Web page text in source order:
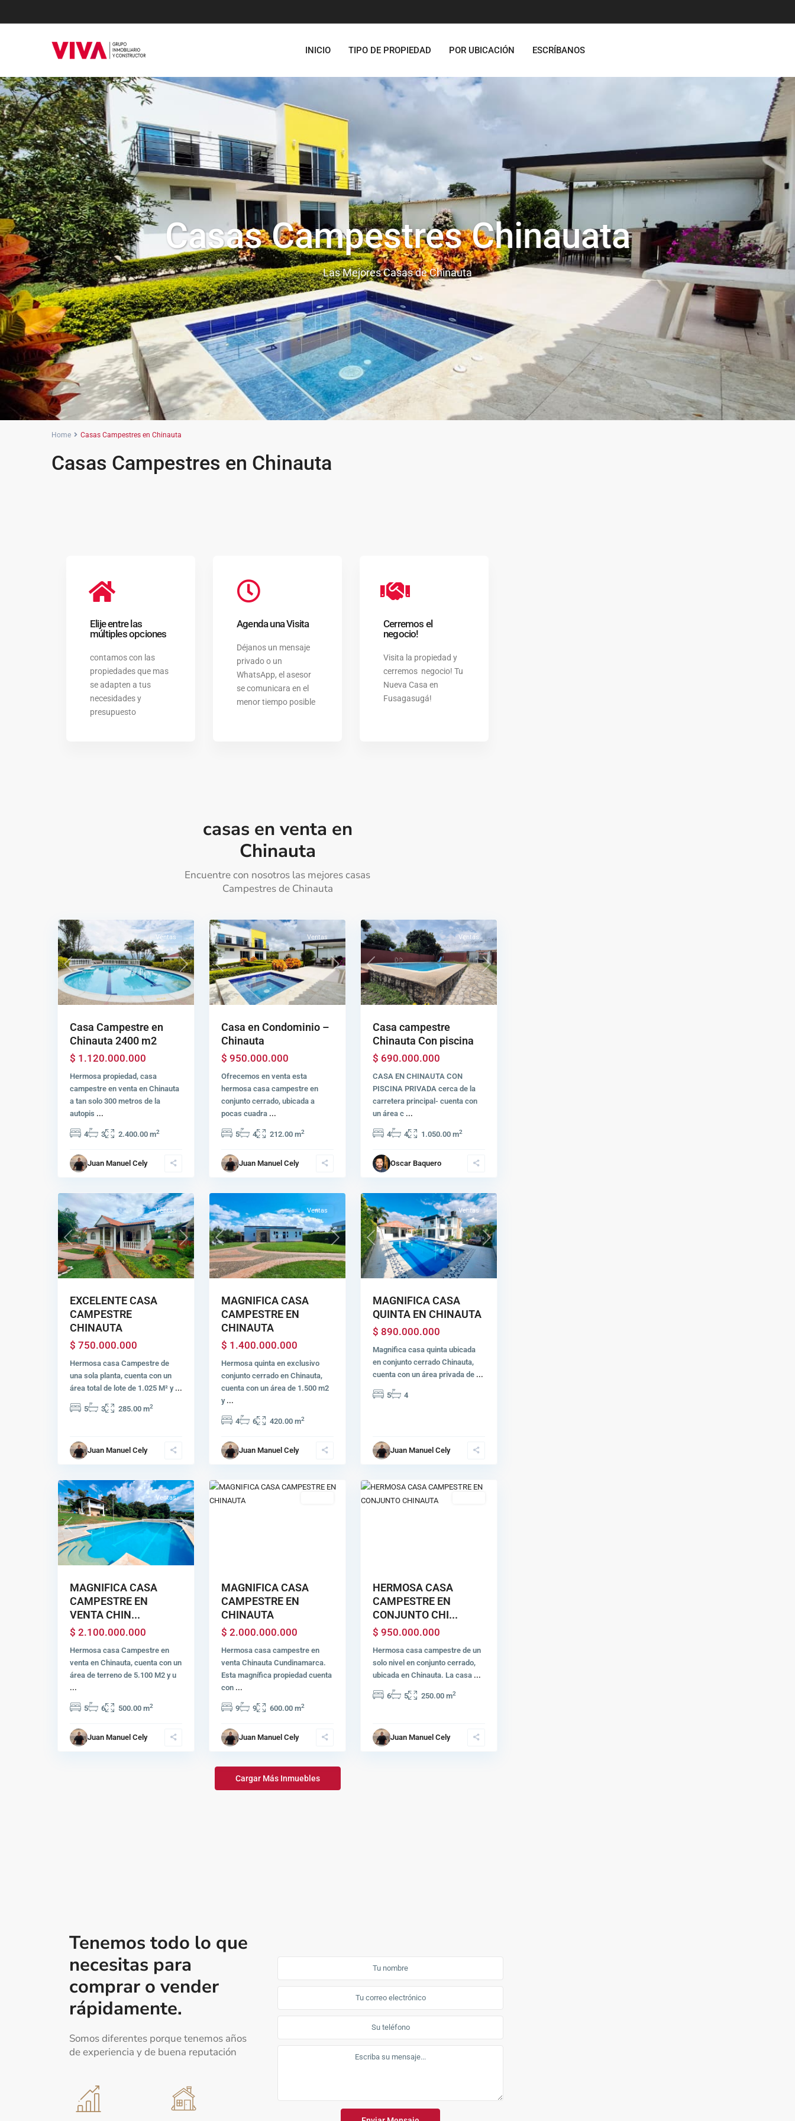
INICIO TIPO DE PROPIEDAD POR UBICACIÓN ESCRÍBANOS
Casas Campestres Chinauata
Las Mejores Casas de Chinauta
Home Casas Campestres en Chinauta
Casas Campestres en Chinauta
Elije entre las
múltiples opciones
contamos con las
propiedades que mas
se adapten a tus
necesidades y
presupuesto
Agenda una Visita
Déjanos un mensaje
privado o un
WhatsApp, el asesor
se comunicara en el
menor tiempo posible
Cerremos el
negocio!
Visita la propiedad y
cerremos negocio! Tu
Nueva Casa en
Fusagasugá!
casas en venta en
Chinauta
Encuentre con nosotros las mejores casas
Campestres de Chinauta
Previous Next
Ventas
Casa Campestre en
Chinauta 2400 m2
$ 1.120.000.000
Hermosa propiedad, casa
campestre en venta en Chinauta
a tan solo 300 metros de la
autopis ...
4 3 2.400.00 m2
Juan Manuel Cely
Chinauta,
Previous Next
Ventas
Casa en Condominio –
Chinauta
$ 950.000.000
Ofrecemos en venta esta
hermosa casa campestre en
conjunto cerrado, ubicada a
pocas cuadra ...
5 4 212.00 m2
Juan Manuel Cely
Previous Next
Ventas
Casa campestre
Chinauta Con piscina
$ 690.000.000
CASA EN CHINAUTA CON
PISCINA PRIVADA cerca de la
carretera principal- cuenta con
un área c ...
4 4 1.050.00 m2
Oscar Baquero
Previous Next
Ventas
EXCELENTE CASA
CAMPESTRE
CHINAUTA
$ 750.000.000
Hermosa casa Campestre de
una sola planta, cuenta con un
área total de lote de 1.025 M² y ...
5 3 285.00 m2
Juan Manuel Cely
Previous Next
Ventas
MAGNIFICA CASA
CAMPESTRE EN
CHINAUTA
$ 1.400.000.000
Hermosa quinta en exclusivo
conjunto cerrado en Chinauta,
cuenta con un área de 1.500 m2
y ...
4 6 420.00 m2
Juan Manuel Cely
Previous Next
Ventas
MAGNIFICA CASA
QUINTA EN CHINAUTA
$ 890.000.000
Magnifica casa quinta ubicada
en conjunto cerrado Chinauta,
cuenta con un área privada de ...
5 4
Juan Manuel Cely
Previous Next
Ventas
MAGNIFICA CASA
CAMPESTRE EN
VENTA CHIN...
$ 2.100.000.000
Hermosa casa Campestre en
venta en Chinauta, cuenta con un
área de terreno de 5.100 M2 y u
...
5 6 500.00 m2
Juan Manuel Cely
MAGNIFICA CASA
CAMPESTRE EN
CHINAUTA
$ 2.000.000.000
Hermosa casa campestre en
venta Chinauta Cundinamarca.
Esta magnífica propiedad cuenta
con ...
9 9 600.00 m2
Juan Manuel Cely
HERMOSA CASA
CAMPESTRE EN
CONJUNTO CHI...
$ 950.000.000
Hermosa casa campestre de un
solo nivel en conjunto cerrado,
ubicada en Chinauta. La casa ...
6 5 250.00 m2
Juan Manuel Cely
Cargar Más Inmuebles
Tenemos todo lo que
necesitas para
comprar o vender
rápidamente.
Somos diferentes porque tenemos años
de experiencia y de buena reputación